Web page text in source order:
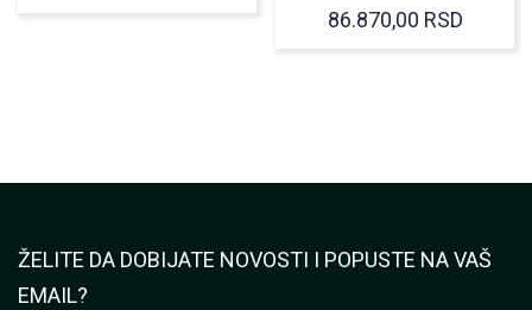
86.870,00 RSD
ŽELITE DA DOBIJATE NOVOSTI I POPUSTE NA VAŠ
EMAIL?